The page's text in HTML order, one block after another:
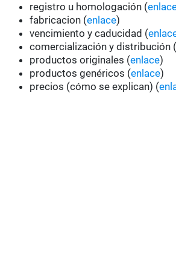
registro u homologación (
fabricacion (enlace)
vencimiento y caducidad (
comercialización y distribución
productos originales (enlace)
productos genéricos (enlace)
precios (cómo se explican) (